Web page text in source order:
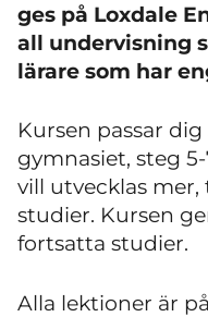
ges på Loxdale
all undervisning
lärare som har
Kursen passar
gymnasiet, steg
vill utvecklas
studier. Kursen
fortsatta studier.
Alla lektioner är